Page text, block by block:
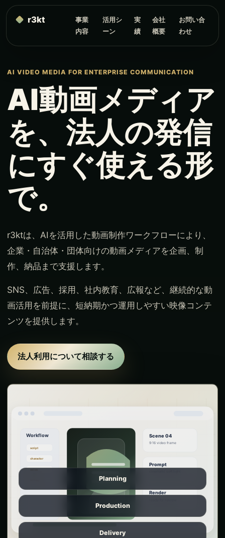
r3kt
事業
内容
活用シ
ーン
実
績
会社
概要
お問い合
わせ
AI VIDEO MEDIA FOR ENTERPRISE COMMUNICATION
AI動画メディア
を、法人の発信
にすぐ使える形
で。
r3ktは、AIを活用した動画制作ワークフローにより、
企業・自治体・団体向けの動画メディアを企画、制
作、納品まで支援します。
SNS、広告、採用、社内教育、広報など、継続的な動
画活用を前提に、短納期かつ運用しやすい映像コンテ
ンツを提供します。
法人利用について相談する
Planning
Production
Delivery